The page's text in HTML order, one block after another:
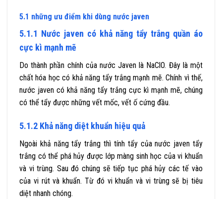
5.1 những ưu điểm khi dùng nước javen
5.1.1 Nước javen có khả năng tẩy trắng quần áo
cực kì mạnh mẽ
Do thành phần chính của nước Javen là NaClO. Đây là một
chất hóa học có khả năng tẩy trắng mạnh mẽ. Chính vì thế,
nước javen có khả năng tẩy trắng cực kì mạnh mẽ, chúng
có thể tẩy được những vết mốc, vết ố cứng đầu.
5.1.2 Khả năng diệt khuẩn hiệu quả
Ngoài khả năng tẩy trắng thì tính tẩy của nước javen tẩy
trắng có thể phá hủy được lớp màng sinh học của vi khuẩn
và vi trùng. Sau đó chúng sẽ tiếp tục phá hủy các tế vào
của vi rút và khuẩn. Từ đó vi khuẩn và vi trùng sẽ bị tiêu
diệt nhanh chóng.